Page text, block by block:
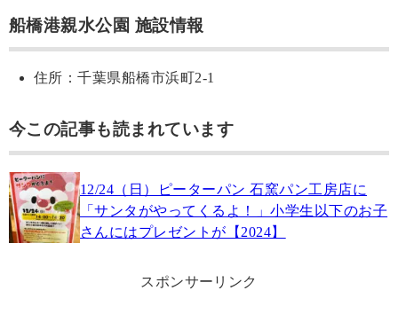
船橋港親水公園 施設情報
住所：千葉県船橋市浜町2-1
今この記事も読まれています
12/24（日）ピーターパン 石窯パン工房店に
「サンタがやってくるよ！」小学生以下のお子
さんにはプレゼントが【2024】
スポンサーリンク